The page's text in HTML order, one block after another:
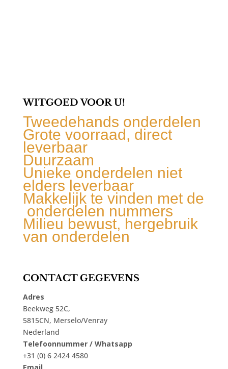
WITGOED VOOR U!
Tweedehands onderdelen
Grote voorraad, direct
leverbaar
Duurzaam
Unieke onderdelen niet
elders leverbaar
Makkelijk te vinden met de
onderdelen nummers
Milieu bewust, hergebruik
van onderdelen
CONTACT GEGEVENS
Adres
Beekweg 52C,
5815CN, Merselo/Venray
Nederland
Telefoonnummer / Whatsapp
+31 (0) 6 2424 4580